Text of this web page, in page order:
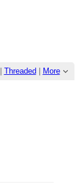
Threaded More